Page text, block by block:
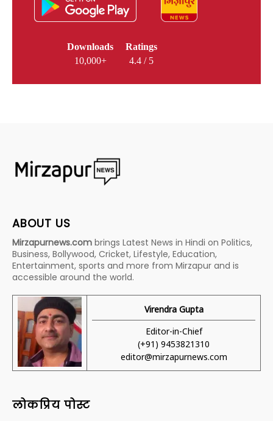
Downloads
10,000+
Ratings
4.4 / 5
ABOUT US
Mirzapurnews.com brings Latest News in Hindi on Politics,
Business, Bollywood, Cricket, Lifestyle, Education,
Entertainment, sports and more from Mirzapur and is
accessible around the world.
Virendra Gupta
Editor-in-Chief
(+91) 9453821310
editor@mirzapurnews.com
लोकप्रिय पोस्ट